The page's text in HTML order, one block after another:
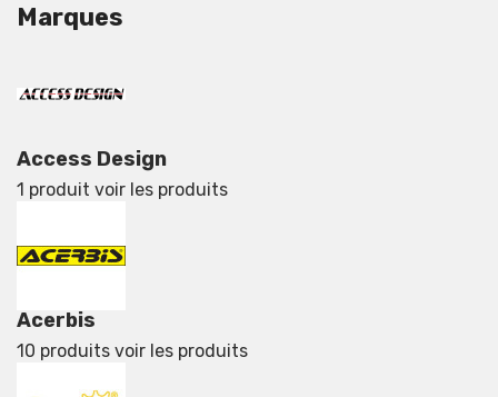
Marques
Access Design
1 produit voir les produits
Acerbis
10 produits voir les produits